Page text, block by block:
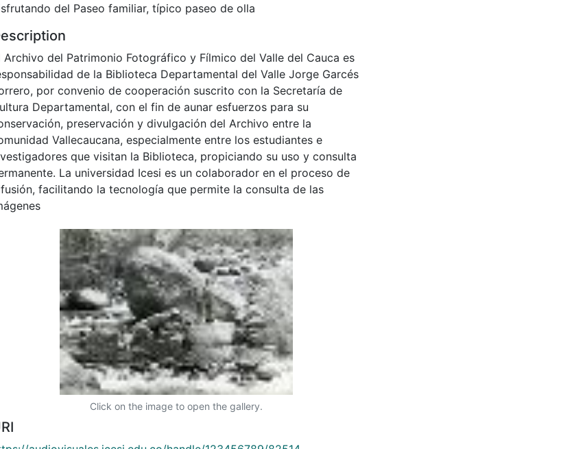
del Paseo familiar, típico paseo de olla
Archivo del Patrimonio Fotográfico y Fílmico del Valle del Cauca es
de la Biblioteca Departamental del Valle Jorge Garcés
por convenio de cooperación suscrito con la Secretaría de
Departamental, con el fin de aunar esfuerzos para su
preservación y divulgación del Archivo entre la
Vallecaucana, especialmente entre los estudiantes e
que visitan la Biblioteca, propiciando su uso y consulta
La universidad Icesi es un colaborador en el proceso de
facilitando la tecnología que permite la consulta de las
Click on the image to open the gallery.